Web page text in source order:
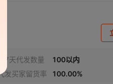
7天代发数量 100以内
发买家留货率
100.00%